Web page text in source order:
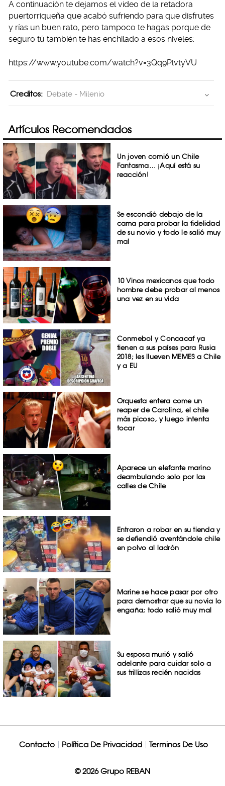
A continuación te dejamos el video de la retadora
puertorriqueña que acabó sufriendo para que disfrutes
y rías un buen rato, pero tampoco te hagas porque de
seguro tú también te has enchilado a esos niveles:
https://www.youtube.com/watch?v=3Qq9PlvtyVU
Creditos: Debate - Milenio
Artículos Recomendados
Un joven comió un Chile
Fantasma… ¡Aquí está su
reacción!
Se escondió debajo de la
cama para probar la fidelidad
de su novio y todo le salió muy
mal
10 Vinos mexicanos que todo
hombre debe probar al menos
una vez en su vida
Conmebol y Concacaf ya
tienen a sus países para Rusia
2018; les llueven MEMES a Chile
y a EU
Orquesta entera come un
reaper de Carolina, el chile
más picoso, y luego intenta
tocar
Aparece un elefante marino
deambulando solo por las
calles de Chile
Entraron a robar en su tienda y
se defiendió aventándole chile
en polvo al ladrón
Marine se hace pasar por otro
para demostrar que su novia lo
engaña; todo salió muy mal
Su esposa murió y salió
adelante para cuidar solo a
sus trillizas recién nacidas
Contacto Política De Privacidad Terminos De Uso
© 2026 Grupo REBAN